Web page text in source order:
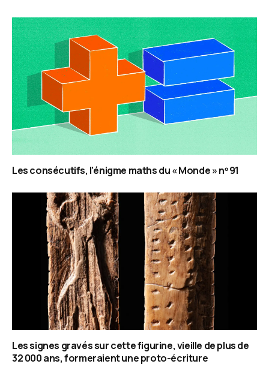
Les consécutifs, l’énigme maths du « Monde » nᵒ 91
Les signes gravés sur cette figurine, vieille de plus de
32 000 ans, formeraient une proto-écriture